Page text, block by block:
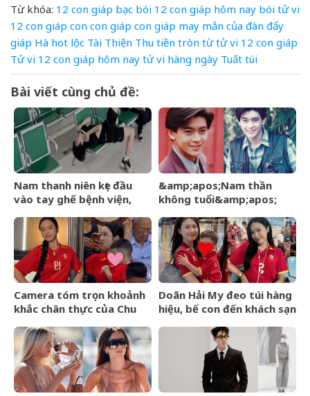
Từ khóa: 12 con giáp bạc bói 12 con giáp hôm nay bói tử vi
12 con giáp con con giáp con giáp may mắn của đàn đẩy
giáp Hà hot lộc Tài Thiện Thu tiền tròn từ tử vi 12 con giáp
Tử vi 12 con giáp hôm nay tử vi hàng ngày Tuất túi
Bài viết cùng chủ đề:
Nam thanh niên kẹt đầu
vào tay ghế bệnh viện,
rơi vào tình cảnh khó tin
&amp;apos;Nam thần
không tuổi&amp;apos;
nghiêm trọng giờ ra sao?
Camera tóm trọn khoảnh
khắc chân thực của Chu
Đình
Doãn Hải My đeo túi hàng
hiệu, bế con đến khách sạn
thường có còn xinh đẹp
như ảnh tự đăng?